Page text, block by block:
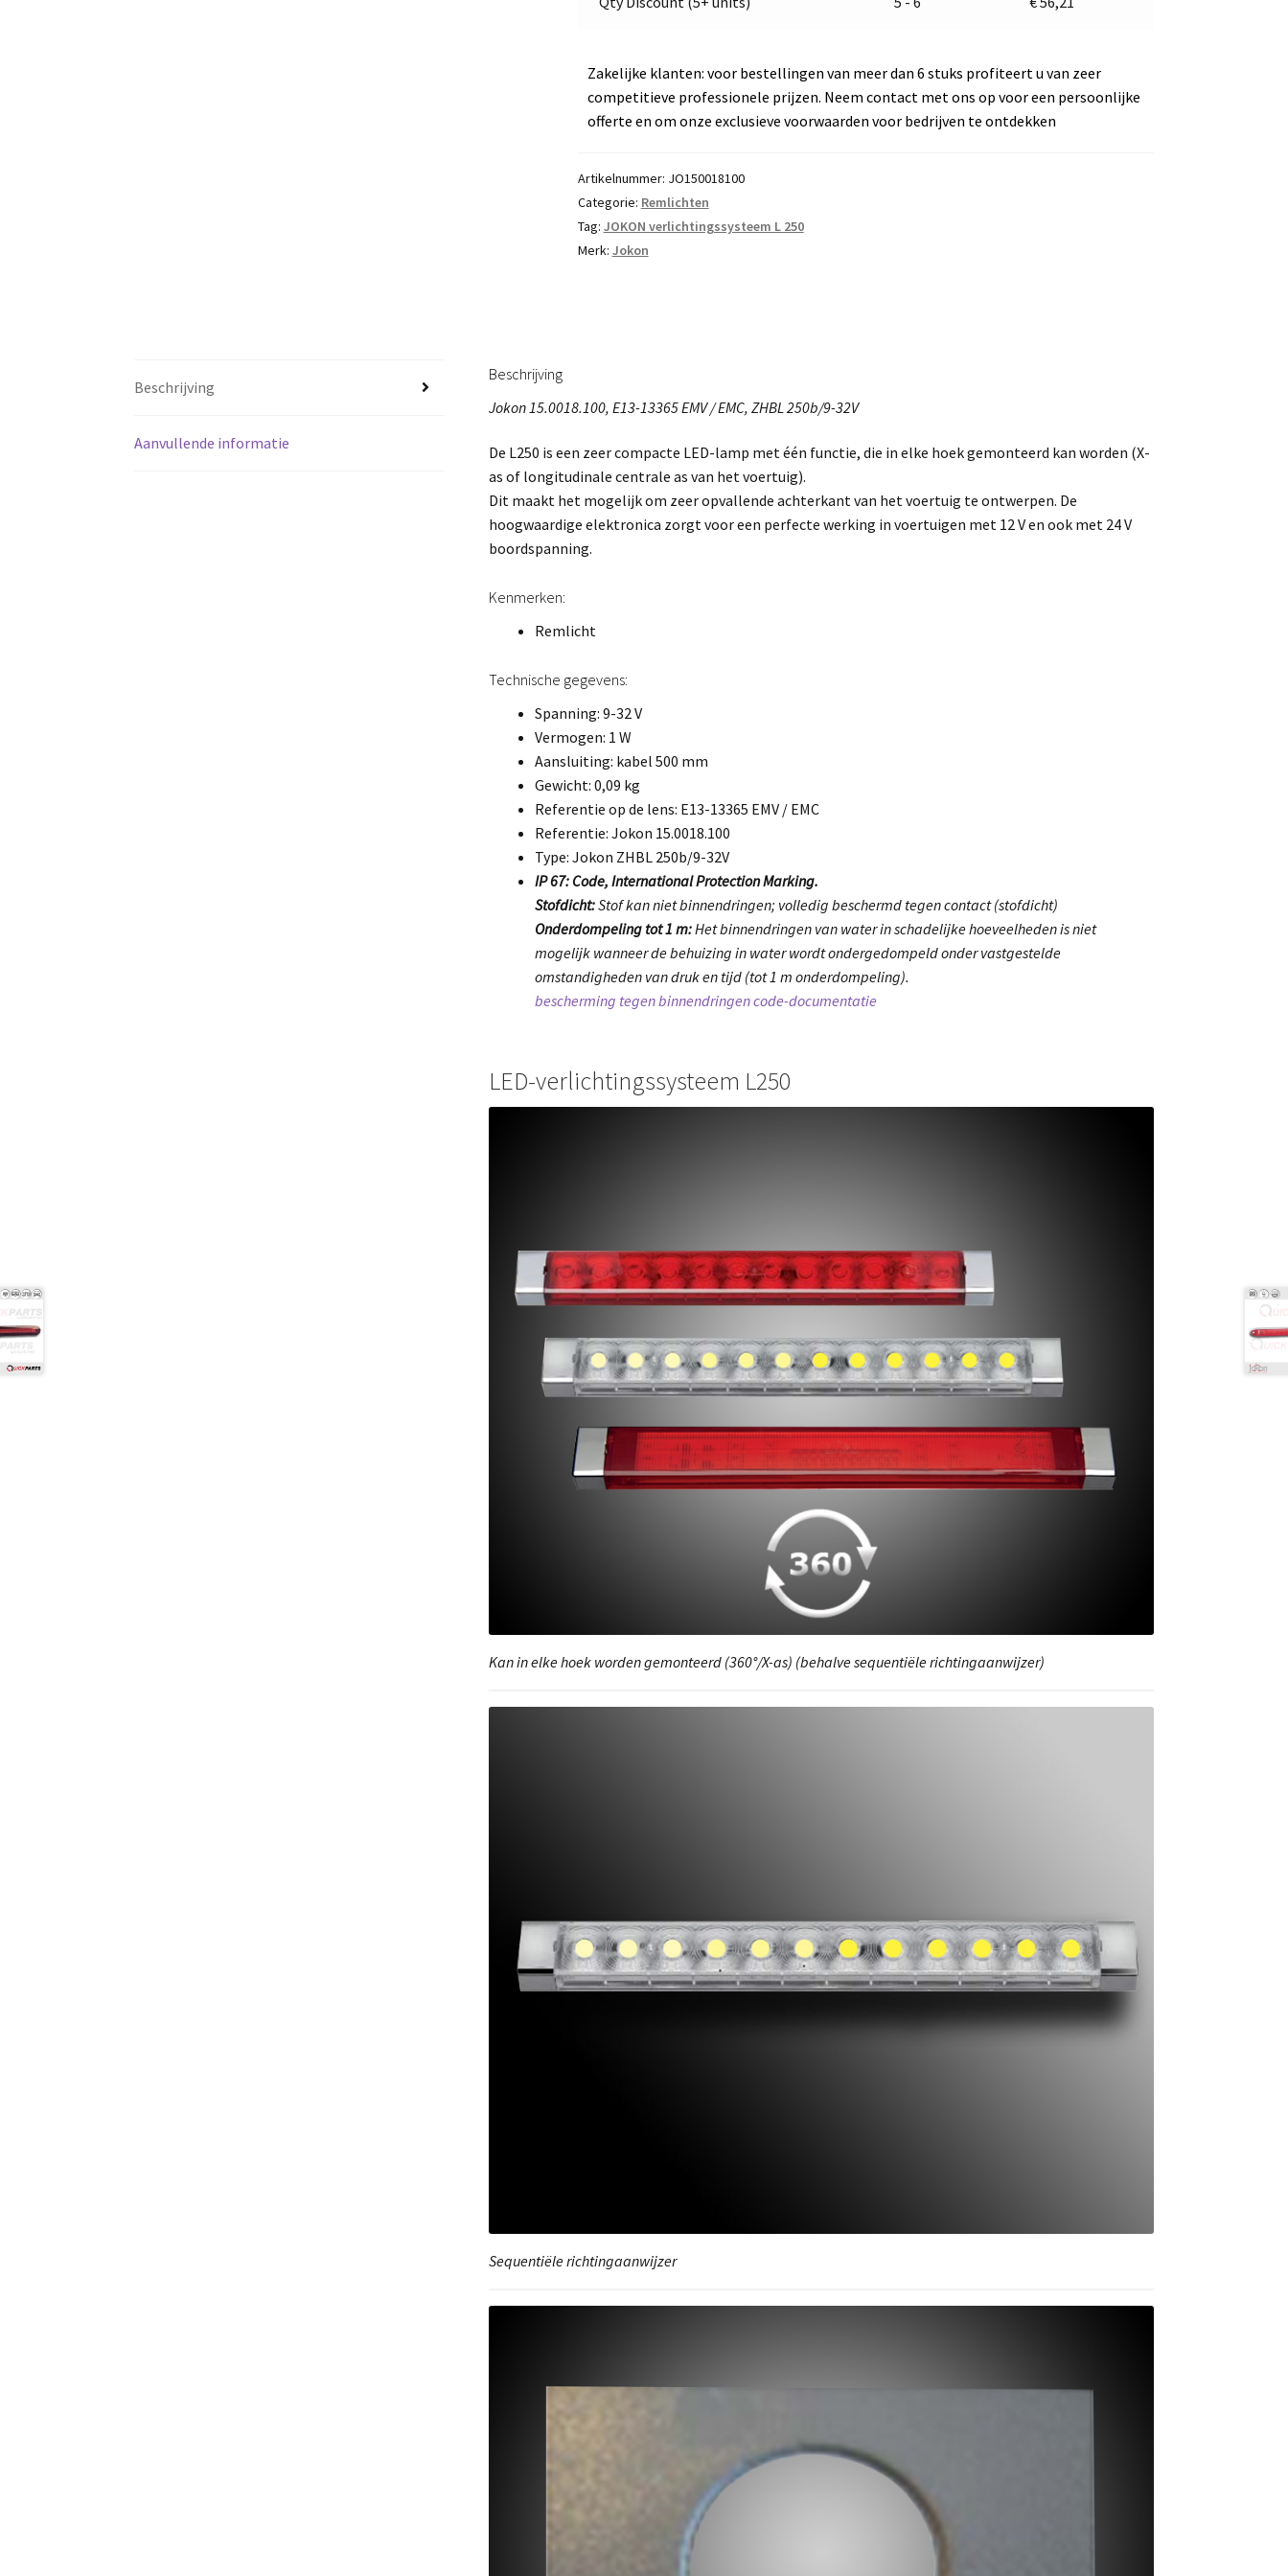
Zakelijke klanten: voor bestellingen van meer dan 6 stuks profiteert u van zeer
competitieve professionele prijzen. Neem contact met ons op voor een persoonlijke
offerte en om onze exclusieve voorwaarden voor bedrijven te ontdekken
Artikelnummer: JO150018100
Categorie: Remlichten
Tag: JOKON verlichtingssysteem L 250
Merk: Jokon
Beschrijving
Aanvullende informatie
Beschrijving
Jokon 15.0018.100, E13-13365 EMV / EMC, ZHBL 250b/9-32V
De L250 is een zeer compacte LED-lamp met één functie, die in elke hoek gemonteerd kan worden (X-
as of longitudinale centrale as van het voertuig).
Dit maakt het mogelijk om zeer opvallende achterkant van het voertuig te ontwerpen. De
hoogwaardige elektronica zorgt voor een perfecte werking in voertuigen met 12 V en ook met 24 V
boordspanning.
Kenmerken:
Remlicht
Technische gegevens:
Spanning: 9-32 V
Vermogen: 1 W
Aansluiting: kabel 500 mm
Gewicht: 0,09 kg
Referentie op de lens: E13-13365 EMV / EMC
Referentie: Jokon 15.0018.100
Type: Jokon ZHBL 250b/9-32V
IP 67: Code, International Protection Marking.
Stofdicht:Stof kan niet binnendringen; volledig beschermd tegen contact (stofdicht)
Onderdompeling tot 1 m:Het binnendringen van water in schadelijke hoeveelheden is niet
mogelijk wanneer de behuizing in water wordt ondergedompeld onder vastgestelde
omstandigheden van druk en tijd (tot 1 m onderdompeling).
bescherming tegen binnendringen code-documentatie
LED-verlichtingssysteem L250
Kan in elke hoek worden gemonteerd (360°/X-as) (behalve sequentiële richtingaanwijzer)
Sequentiële richtingaanwijzer